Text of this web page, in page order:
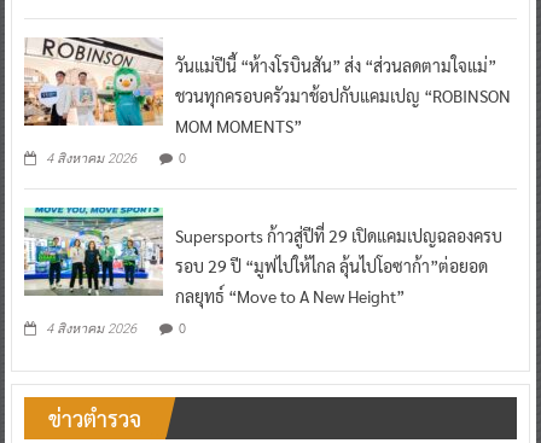
วันแม่ปีนี้ “ห้างโรบินสัน” ส่ง “ส่วนลดตามใจแม่”
ชวนทุกครอบครัวมาช้อปกับแคมเปญ “ROBINSON
MOM MOMENTS”
4 สิงหาคม 2026 0
Supersports ก้าวสู่ปีที่ 29 เปิดแคมเปญฉลองครบ
รอบ 29 ปี “มูฟไปให้ไกล ลุ้นไปโอซาก้า”ต่อยอด
กลยุทธ์ “Move to A New Height”
4 สิงหาคม 2026 0
ข่าวตำรวจ